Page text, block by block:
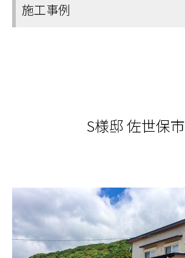
施工事例
S様邸 佐世保市